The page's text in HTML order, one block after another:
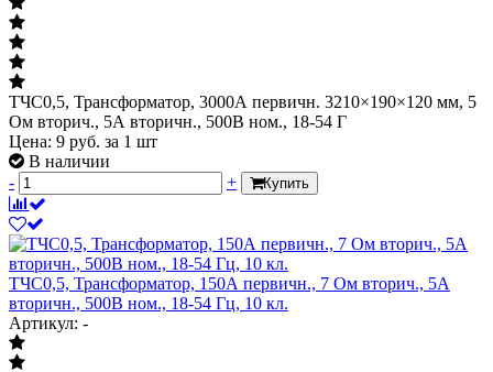
ТЧС0,5, Трансформатор, 3000А первичн. 3210×190×120 мм, 5
Ом вторич., 5А вторичн., 500В ном., 18-54 Г
Цена: 9 руб. за 1 шт
В наличии
-
+ Купить
ТЧС0,5, Трансформатор, 150А первичн., 7 Ом вторич., 5А
вторичн., 500В ном., 18-54 Гц, 10 кл.
Артикул: -